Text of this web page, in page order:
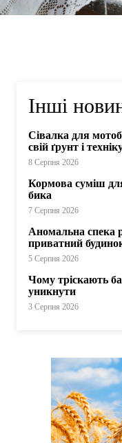
Інші
Сівалка для
свій ґрунт і
8 Серпня 2026
Кормова суміш
бика
7 Серпня 2026
Аномальна спека
приватний
5 Серпня 2026
Чому тріскають
уникнути
3 Серпня 2026